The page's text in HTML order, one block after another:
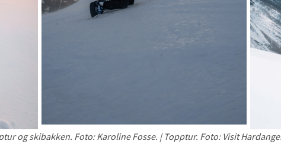
og skibakken. Foto: Karoline Fosse. | Topptur. Foto: Visit